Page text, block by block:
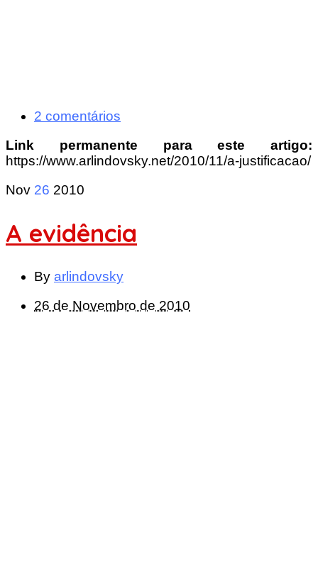
2 comentários
Link permanente para este artigo:
https://www.arlindovsky.net/2010/11/a-justificacao/
Nov 26 2010
A evidência
By arlindovsky
26 de Novembro de 2010